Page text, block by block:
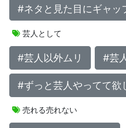
#ネタと見た目にギャッ
芸人として
#芸人以外ムリ #芸
#ずっと芸人やってて欲
売れる売れない